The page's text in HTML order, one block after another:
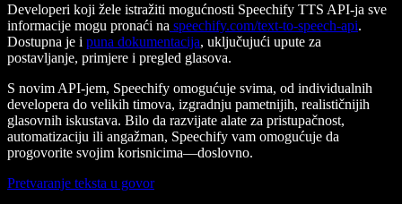
Developeri koji žele istražiti mogućnosti Speechify TTS API-ja sve
informacije mogu pronaći na speechify.com/text-to-speech-api.
Dostupna je i puna dokumentacija, uključujući upute za
postavljanje, primjere i pregled glasova.
S novim API-jem, Speechify omogućuje svima, od individualnih
developera do velikih timova, izgradnju pametnijih, realističnijih
glasovnih iskustava. Bilo da razvijate alate za pristupačnost,
automatizaciju ili angažman, Speechify vam omogućuje da
progovorite svojim korisnicima—doslovno.
Pretvaranje teksta u govor